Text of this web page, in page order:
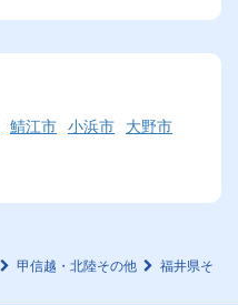
鯖江市 小浜市 大野市
甲信越・北陸その他
福井県そ